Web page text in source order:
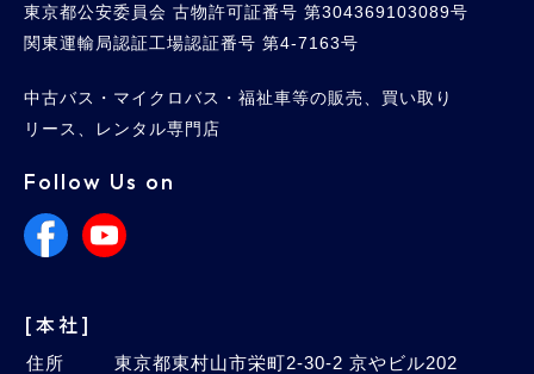
東京都公安委員会 古物許可証番号 第304369103089号
関東運輸局認証工場認証番号 第4-7163号
中古バス・マイクロバス・福祉車等の販売、買い取り
リース、レンタル専門店
Follow Us on
[本社]
住所 東京都東村山市栄町2-30-2 京やビル202